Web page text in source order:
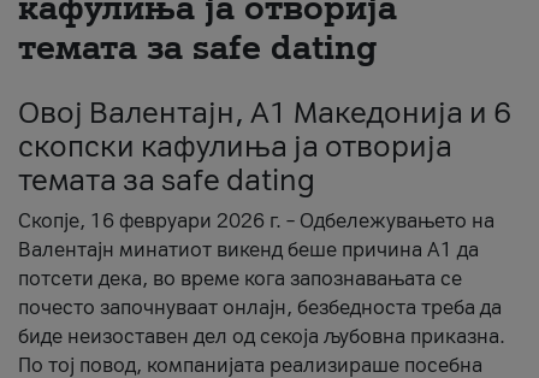
темата за safe dating
Овој Валентајн, A1 Македонија и 6
скопски кафулиња ја отворија
темата за safe dating
Скопје, 16 февруари 2026 г. – Одбележувањето на
Валентајн минатиот викенд беше причина А1 да
потсети дека, во време кога запознавањата се
почесто започнуваат онлајн, безбедноста треба да
биде неизоставен дел од секоја љубовна приказна.
По тој повод, компанијата реализираше посебна